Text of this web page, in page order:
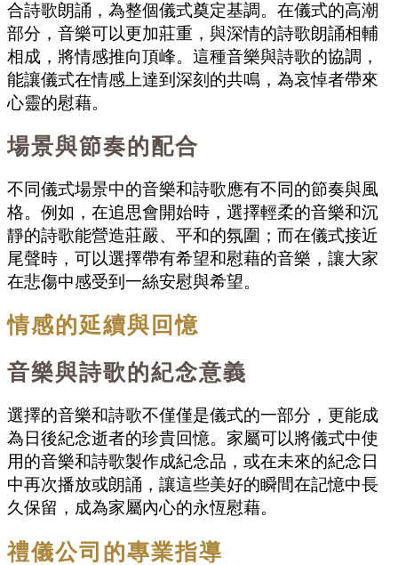
合詩歌朗誦，為整個儀式奠定基調。在儀式的高潮
部分，音樂可以更加莊重，與深情的詩歌朗誦相輔
相成，將情感推向頂峰。這種音樂與詩歌的協調，
能讓儀式在情感上達到深刻的共鳴，為哀悼者帶來
心靈的慰藉。
場景與節奏的配合
不同儀式場景中的音樂和詩歌應有不同的節奏與風
格。例如，在追思會開始時，選擇輕柔的音樂和沉
靜的詩歌能營造莊嚴、平和的氛圍；而在儀式接近
尾聲時，可以選擇帶有希望和慰藉的音樂，讓大家
在悲傷中感受到一絲安慰與希望。
情感的延續與回憶
音樂與詩歌的紀念意義
選擇的音樂和詩歌不僅僅是儀式的一部分，更能成
為日後紀念逝者的珍貴回憶。家屬可以將儀式中使
用的音樂和詩歌製作成紀念品，或在未來的紀念日
中再次播放或朗誦，讓這些美好的瞬間在記憶中長
久保留，成為家屬內心的永恆慰藉。
禮儀公司的專業指導